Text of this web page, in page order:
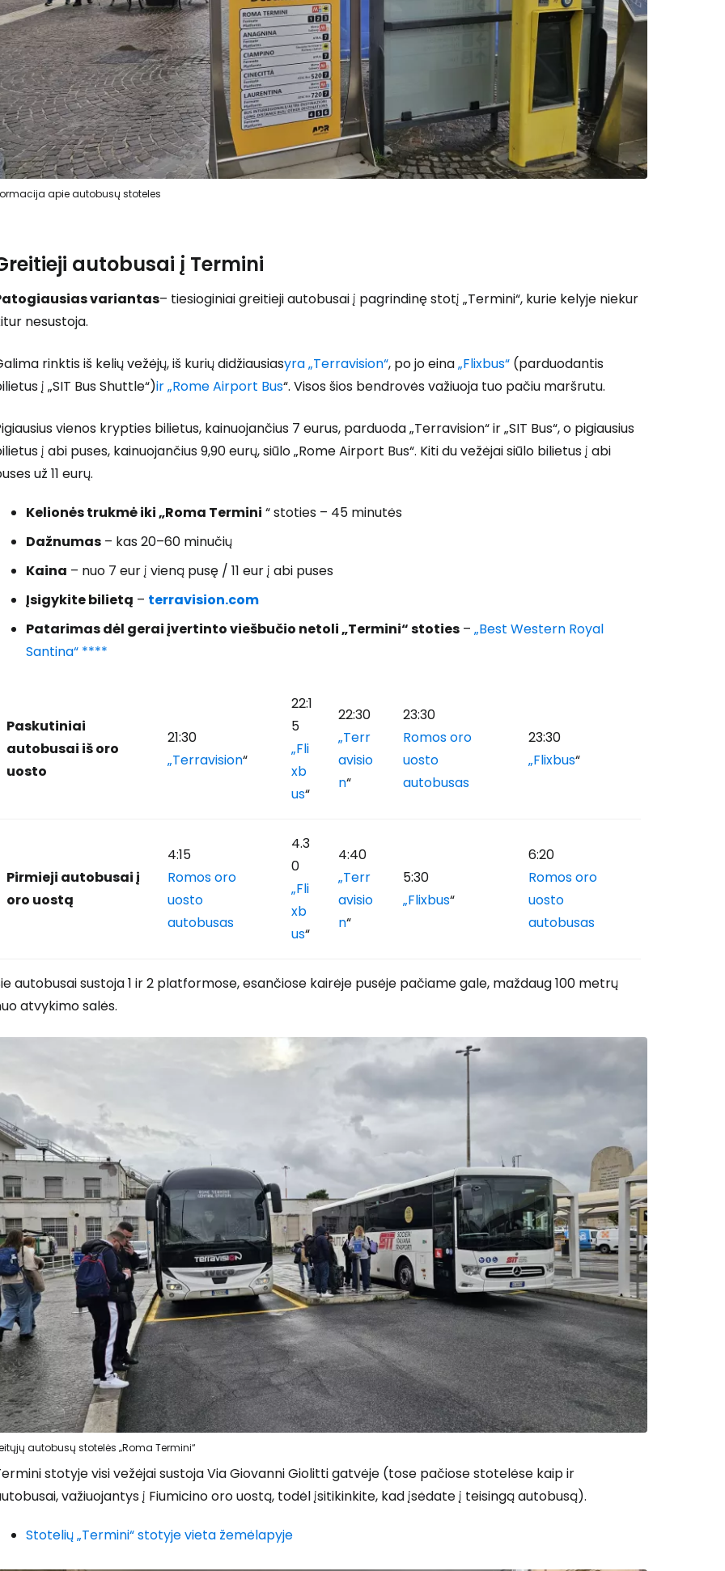
apie autobusų stoteles
autobusai į Termini
variantas– tiesioginiai greitieji autobusai į pagrindinę stotį „Termini“, kurie kelyje niekur
nesustoja.
rinktis iš kelių vežėjų, iš kurių didžiausiasyra „Terravision“, po jo eina„Flixbus“ (parduodantis
į „SIT Bus Shuttle“)ir „Rome Airport Bus“. Visos šios bendrovės važiuoja tuo pačiu maršrutu.
vienos krypties bilietus, kainuojančius 7 eurus, parduoda „Terravision“ ir „SIT Bus“, o pigiausius
į abi puses, kainuojančius 9,90 eurų, siūlo „Rome Airport Bus“. Kiti du vežėjai siūlo bilietus į abi
už 11 eurų.
Kelionės trukmė iki „Roma Termini “ stoties – 45 minutės
Dažnumas – kas 20–60 minučių
Kaina – nuo 7 eur į vieną pusę / 11 eur į abi puses
Įsigykite bilietą – terravision.com
Patarimas dėl gerai įvertinto viešbučio netoli „Termini“ stoties – „Best Western Royal
Santina“ ****
Paskutiniai
autobusai iš oro
uosto
21:30
„Terravision“
22:1
5
„Fli
xb
us“
22:30
„Terr
avisio
n“
23:30
Romos oro
uosto
autobusas
23:30
„Flixbus“
Pirmieji autobusai į
oro uostą
4:15
Romos oro
uosto
autobusas
4.3
0
„Fli
xb
us“
4:40
„Terr
avisio
n“
5:30
„Flixbus“
6:20
Romos oro
uosto
autobusas
autobusai sustoja 1 ir 2 platformose, esančiose kairėje pusėje pačiame gale, maždaug 100 metrų
atvykimo salės.
autobusų stotelės „Roma Termini“
stotyje visi vežėjai sustoja Via Giovanni Giolitti gatvėje (tose pačiose stotelėse kaip ir
važiuojantys į Fiumicino oro uostą, todėl įsitikinkite, kad įsėdate į teisingą autobusą).
Stotelių „Termini“ stotyje vieta žemėlapyje
Prisijunkite prie Cestee
Tęsti su Google
Tęsti su Facebook
Tęsti el. paštu